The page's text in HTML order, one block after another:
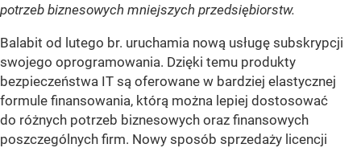
potrzeb biznesowych mniejszych przedsiębiorstw.
Balabit od lutego br. uruchamia nową usługę subskrypcji
swojego oprogramowania. Dzięki temu produkty
bezpieczeństwa IT są oferowane w bardziej elastycznej
formule finansowania, którą można lepiej dostosować
do różnych potrzeb biznesowych oraz finansowych
poszczególnych firm. Nowy sposób sprzedaży licencji